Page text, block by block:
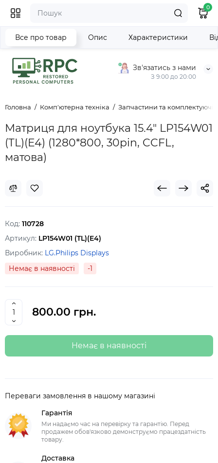
Зв'язатись з нами
З 9:00 до 20:00
0
Головна Комп'ютерна техніка Запчастини та комплектуючі
Матриця для ноутбука 15.4" LP154W01
(TL)(E4) (1280*800, 30pin, CCFL,
матова)
Все про товар Опис Характеристики
Код: 110728
Артикул: LP154W01 (TL)(E4)
Виробник: LG.Philips Displays
Немає в наявності
-1
800.00 грн.
Немає в наявності
Переваги замовлення в нашому магазині
Гарантія
Ми надаємо час на перевірку та гарантію. Перед
продажем обов'язково демонструємо працездатність
товару.
Доставка